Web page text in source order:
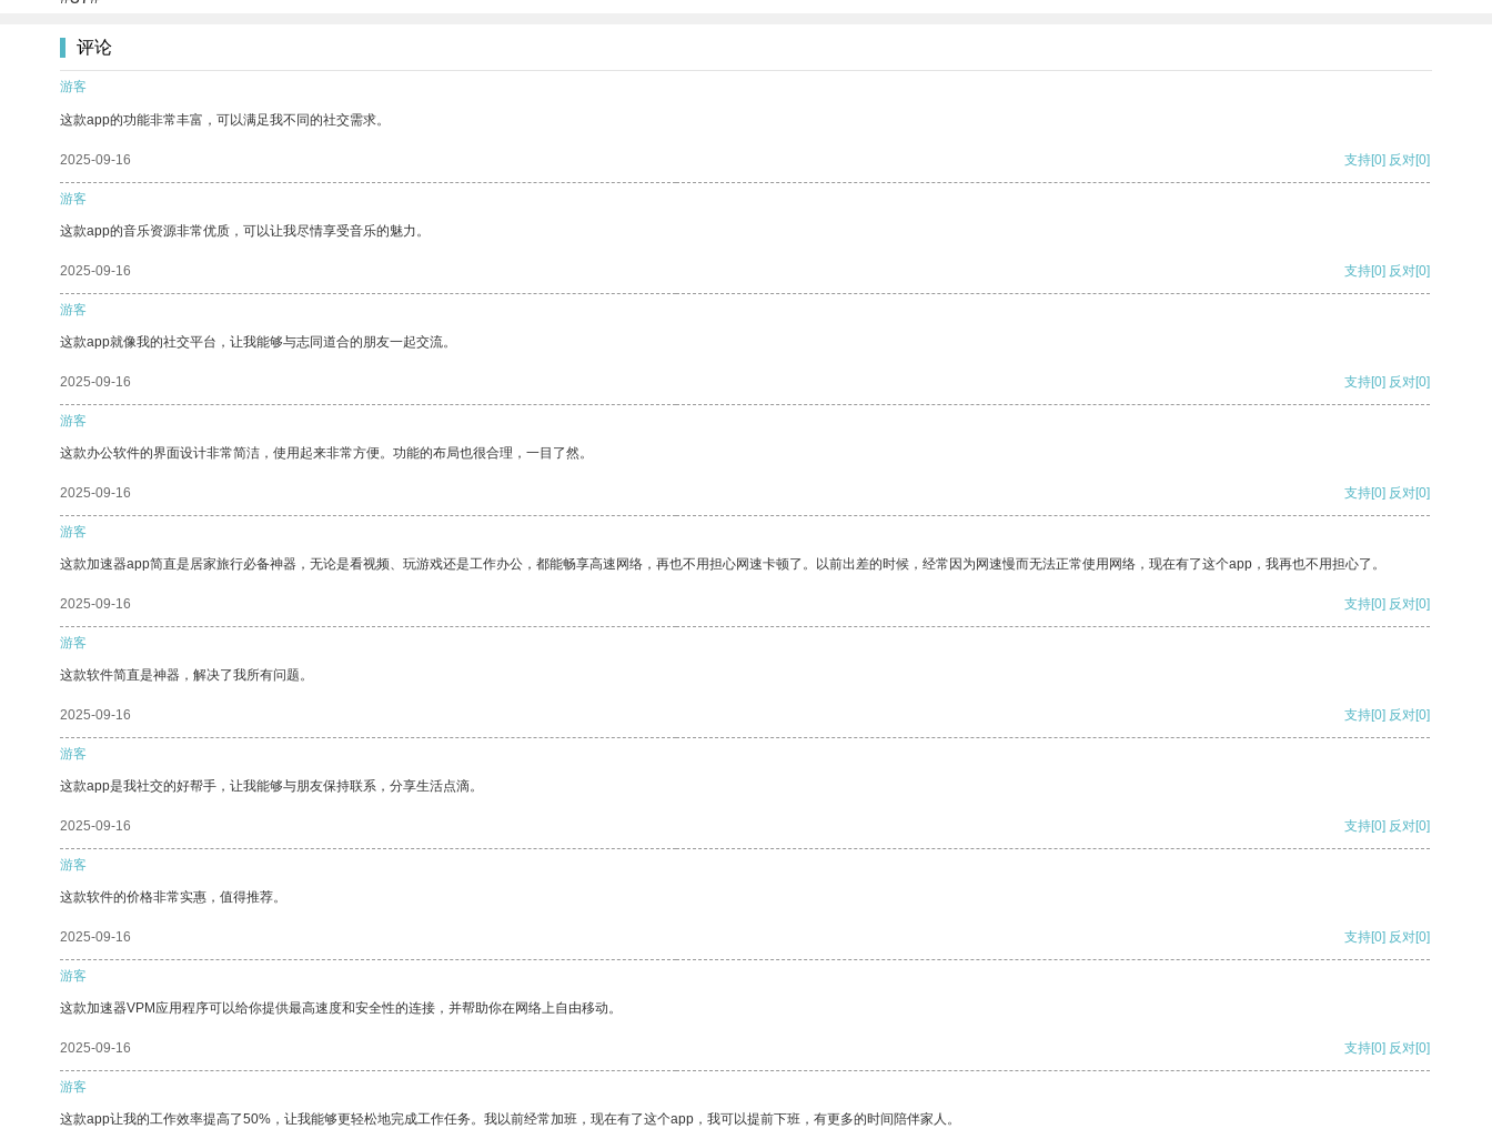
评论
游客
这款app的功能非常丰富，可以满足我不同的社交需求。
2025-09-16 支持[0] 反对[0]
游客
这款app的音乐资源非常优质，可以让我尽情享受音乐的魅力。
2025-09-16 支持[0] 反对[0]
游客
这款app就像我的社交平台，让我能够与志同道合的朋友一起交流。
2025-09-16 支持[0] 反对[0]
游客
这款办公软件的界面设计非常简洁，使用起来非常方便。功能的布局也很合理，一目了然。
2025-09-16 支持[0] 反对[0]
游客
这款加速器app简直是居家旅行必备神器，无论是看视频、玩游戏还是工作办公，都能畅享高速网络，再也不用担心网速卡顿了。以前出差的时候，经常因为网速慢而无法正常使用网络，现在有了这个app，我再也不用担心了。
2025-09-16 支持[0] 反对[0]
游客
这款软件简直是神器，解决了我所有问题。
2025-09-16 支持[0] 反对[0]
游客
这款app是我社交的好帮手，让我能够与朋友保持联系，分享生活点滴。
2025-09-16 支持[0] 反对[0]
游客
这款软件的价格非常实惠，值得推荐。
2025-09-16 支持[0] 反对[0]
游客
这款加速器VPM应用程序可以给你提供最高速度和安全性的连接，并帮助你在网络上自由移动。
2025-09-16 支持[0] 反对[0]
游客
这款app让我的工作效率提高了50%，让我能够更轻松地完成工作任务。我以前经常加班，现在有了这个app，我可以提前下班，有更多的时间陪伴家人。